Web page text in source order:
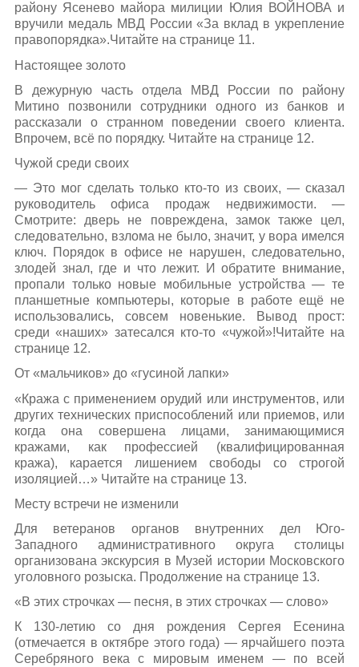
району Ясенево майора милиции Юлия ВОЙНОВА и
вручили медаль МВД России «За вклад в укрепление
правопорядка».Читайте на странице 11.
Настоящее золото
В дежурную часть отдела МВД России по району
Митино позвонили сотрудники одного из банков и
рассказали о странном поведении своего клиента.
Впрочем, всё по порядку. Читайте на странице 12.
Чужой среди своих
— Это мог сделать только кто-то из своих, — сказал
руководитель офиса продаж недвижимости. —
Смотрите: дверь не повреждена, замок также цел,
следовательно, взлома не было, значит, у вора имелся
ключ. Порядок в офисе не нарушен, следовательно,
злодей знал, где и что лежит. И обратите внимание,
пропали только новые мобильные устройства — те
планшетные компьютеры, которые в работе ещё не
использовались, совсем новенькие. Вывод прост:
среди «наших» затесался кто-то «чужой»!Читайте на
странице 12.
От «мальчиков» до «гусиной лапки»
«Кража с применением орудий или инструментов, или
других технических приспособлений или приемов, или
когда она совершена лицами, занимающимися
кражами, как профессией (квалифицированная
кража), карается лишением свободы со строгой
изоляцией…» Читайте на странице 13.
Месту встречи не изменили
Для ветеранов органов внутренних дел Юго-
Западного административного округа столицы
организована экскурсия в Музей истории Московского
уголовного розыска. Продолжение на странице 13.
«В этих строчках — песня, в этих строчках — слово»
К 130-летию со дня рождения Сергея Есенина
(отмечается в октябре этого года) — ярчайшего поэта
Серебряного века с мировым именем — по всей